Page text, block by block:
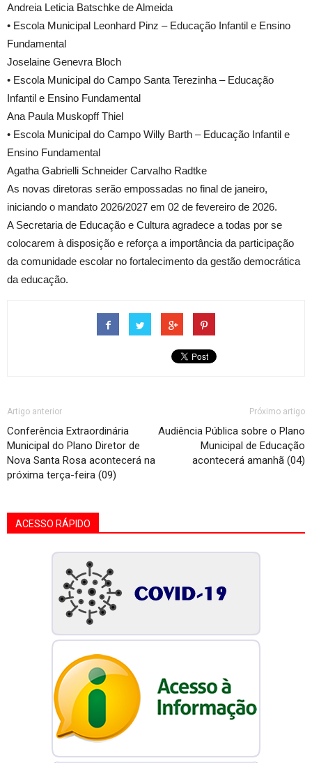
Andreia Leticia Batschke de Almeida
• Escola Municipal Leonhard Pinz – Educação Infantil e Ensino
Fundamental
Joselaine Genevra Bloch
• Escola Municipal do Campo Santa Terezinha – Educação
Infantil e Ensino Fundamental
Ana Paula Muskopff Thiel
• Escola Municipal do Campo Willy Barth – Educação Infantil e
Ensino Fundamental
Agatha Gabrielli Schneider Carvalho Radtke
As novas diretoras serão empossadas no final de janeiro,
iniciando o mandato 2026/2027 em 02 de fevereiro de 2026.
A Secretaria de Educação e Cultura agradece a todas por se
colocarem à disposição e reforça a importância da participação
da comunidade escolar no fortalecimento da gestão democrática
da educação.
Artigo anterior
Conferência Extraordinária
Municipal do Plano Diretor de
Nova Santa Rosa acontecerá na
próxima terça-feira (09)
Próximo artigo
Audiência Pública sobre o Plano
Municipal de Educação
acontecerá amanhã (04)
ACESSO RÁPIDO